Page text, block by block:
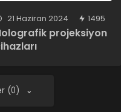
21 Haziran 2024 1495
projeksiyon
(0)